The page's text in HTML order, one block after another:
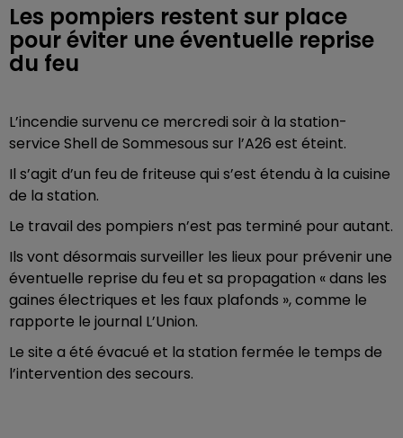
Les pompiers restent sur place
pour éviter une éventuelle reprise
du feu
L’incendie survenu ce mercredi soir à la station-
service Shell de Sommesous sur l’A26 est éteint.
Il s’agit d’un feu de friteuse qui s’est étendu à la cuisine
de la station.
Le travail des pompiers n’est pas terminé pour autant.
Ils vont désormais surveiller les lieux pour prévenir une
éventuelle reprise du feu et sa propagation « dans les
gaines électriques et les faux plafonds », comme le
rapporte le journal L’Union.
Le site a été évacué et la station fermée le temps de
l’intervention des secours.